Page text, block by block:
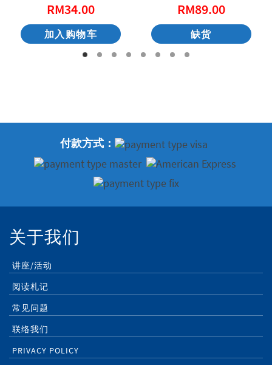
RM34.00
加入购物车
RM89.00
缺货
付款方式：
关于我们
讲座/活动
阅读札记
常见问题
联络我们
PRIVACY POLICY